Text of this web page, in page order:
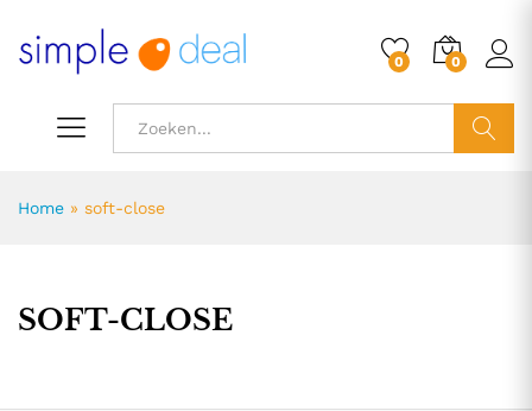
0 0
Home » soft-close
SOFT-CLOSE